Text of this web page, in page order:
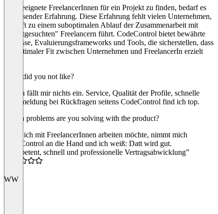
Um geeignete FreelancerInnen für ein Projekt zu finden, bedarf es
umfassender Erfahrung. Diese Erfahrung fehlt vielen Unternehmen,
was oft zu einem suboptimalen Ablauf der Zusammenarbeit mit
"selbstgesuchten" Freelancern führt. CodeControl bietet bewährte
Prozesse, Evaluierungsframeworks und Tools, die sicherstellen, dass
ein optimaler Fit zwischen Unternehmen und FreelancerIn erzielt
What did you not like?
Hierzu fällt mir nichts ein. Service, Qualität der Profile, schnelle
Rückmeldung bei Rückfragen seitens CodeControl find ich top.
Which problems are you solving with the product?
Wenn ich mit FreelancerInnen arbeiten möchte, nimmt mich
CodeControl an die Hand und ich weiß: Datt wird gut.
“kompetent, schnell und professionelle Vertragsabwicklung”
WW